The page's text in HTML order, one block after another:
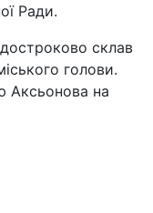
Ради.
склав
голови.
Аксьонова на